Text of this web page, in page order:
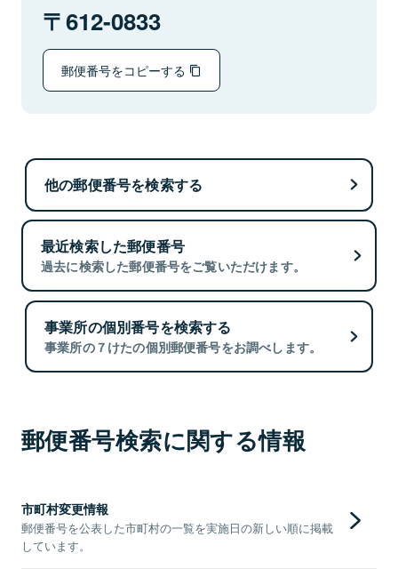
612-0833
郵便番号をコピーする
他の郵便番号を検索する
最近検索した郵便番号
過去に検索した郵便番号をご覧いただけます。
事業所の個別番号を検索する
事業所の７けたの個別郵便番号をお調べします。
郵便番号検索に関する情報
市町村変更情報
郵便番号を公表した市町村の一覧を実施日の新しい順に掲載
しています。